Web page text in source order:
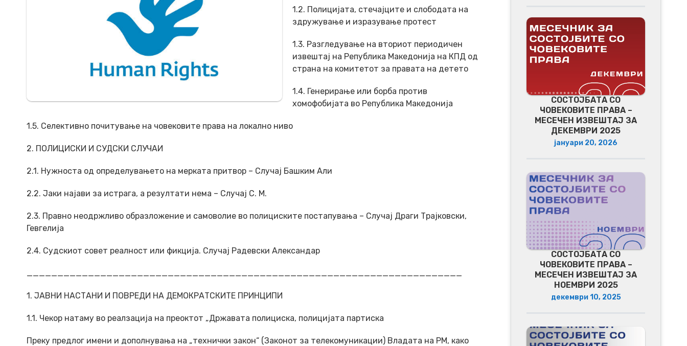
1.2. Полицијата, стечајците и слободата на
здружување и изразување протест
1.3. Разгледување на вториот периодичен
извештај на Република Македонија на КПД од
страна на комитетот за правата на детето
1.4. Генерирање или борба против
хомофобијата во Република Македонија
1.5. Селективно почитување на човековите права на локално ниво
2. ПОЛИЦИСКИ И СУДСКИ СЛУЧАИ
2.1. Нужноста од определувањето на мерката притвор – Случај Башким Али
2.2. Јаки најави за истрага, а резултати нема – Случај С. М.
2.3. Правно неодржливо образложение и самоволие во полициските постапувања – Случај Драги Трајковски,
Гевгелија
2.4. Судскиот совет реалност или фикција. Случај Радевски Александар
_______________________________________________________________________
1. ЈАВНИ НАСТАНИ И ПОВРЕДИ НА ДЕМОКРАТСКИТЕ ПРИНЦИПИ
1.1. Чекор натаму во реалзација на преоктот „Државата полициска, полицијата партиска
Преку предлог имени и дополнувања на „технички закон“ (Законот за телекомуникации) Владата на РМ, како
СОСТОЈБАТА СО
ЧОВЕКОВИТЕ ПРАВА –
МЕСЕЧЕН ИЗВЕШТАЈ ЗА
ДЕКЕМВРИ 2025
јануари 20, 2026
СОСТОЈБАТА СО
ЧОВЕКОВИТЕ ПРАВА –
МЕСЕЧЕН ИЗВЕШТАЈ ЗА
НОЕМВРИ 2025
декември 10, 2025